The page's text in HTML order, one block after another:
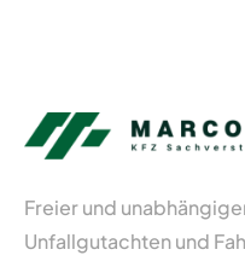
Freier und
Unfallgutachten und